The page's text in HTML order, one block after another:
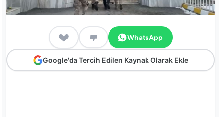
WhatsApp
Google'da Tercih Edilen Kaynak Olarak Ekle